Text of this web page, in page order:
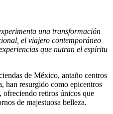
una transformación
el viajero contemporáneo
que nutran el espíritu
de México, antaño centros
han resurgido como epicentros
retiros únicos que
de majestuosa belleza.